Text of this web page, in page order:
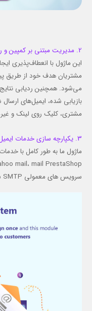
2. مدیریت مبتنی بر کمپین و ردیابی تبدیل
این ماژول با انعطاف‌پذیری
مشتریان هدف خود از طریق
می‌شود. همچنین ردیابی نتایج
بازیابی شده، ایمیل‌های
مشتری، کلیک روی لینک و
3. یکپارچه سازی خدمات ایمیل
سرویس های معمولی SMTP سرور شما یکپارچه شده است.